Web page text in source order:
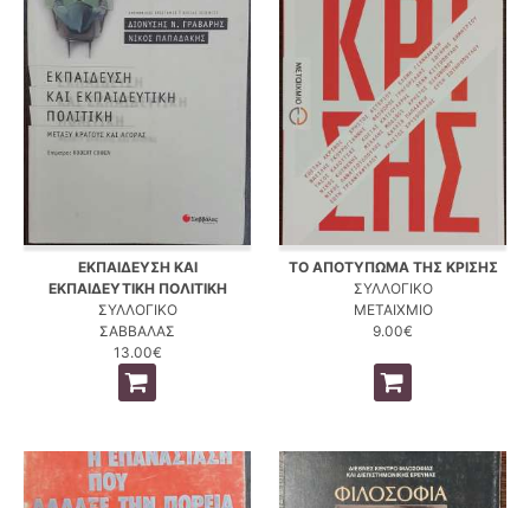
ΕΚΠΑΙΔΕΥΣΗ ΚΑΙ
ΕΚΠΑΙΔΕΥΤΙΚΗ ΠΟΛΙΤΙΚΗ
ΣΥΛΛΟΓΙΚΟ
ΣΑΒΒΑΛΑΣ
13.00€
ΤΟ ΑΠΟΤΥΠΩΜΑ ΤΗΣ ΚΡΙΣΗΣ
ΣΥΛΛΟΓΙΚΟ
ΜΕΤΑΙΧΜΙΟ
9.00€